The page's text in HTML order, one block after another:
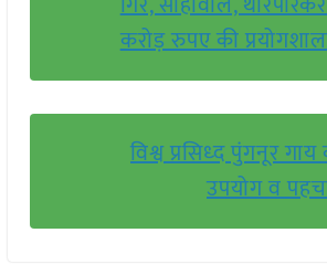
करोड़ रुपए की
विश्व प्रसिध्द पुंगनूर
उपयोग व